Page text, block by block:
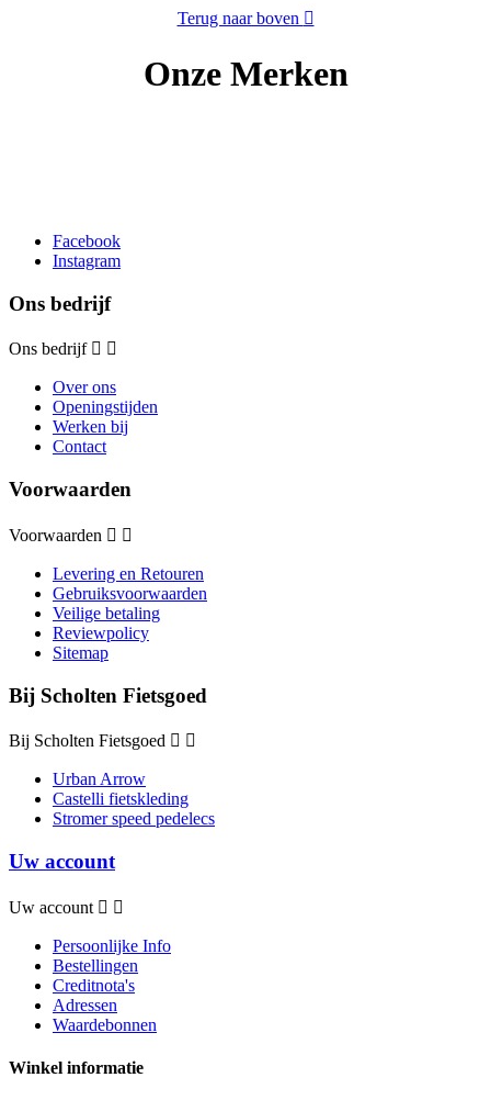
Terug naar boven 
Onze Merken
Facebook
Instagram
Ons bedrijf
Ons bedrijf  
Over ons
Openingstijden
Werken bij
Contact
Voorwaarden
Voorwaarden  
Levering en Retouren
Gebruiksvoorwaarden
Veilige betaling
Reviewpolicy
Sitemap
Bij Scholten Fietsgoed
Bij Scholten Fietsgoed  
Urban Arrow
Castelli fietskleding
Stromer speed pedelecs
Uw account
Uw account  
Persoonlijke Info
Bestellingen
Creditnota's
Adressen
Waardebonnen
Winkel informatie